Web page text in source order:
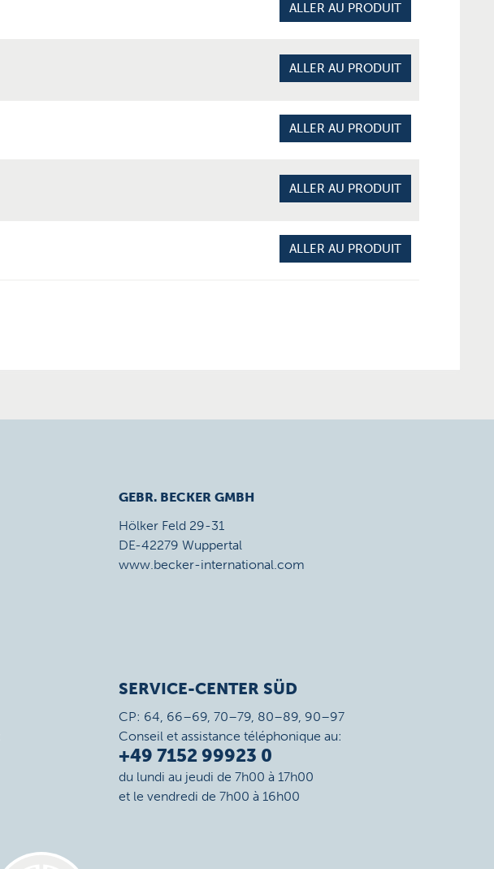
ALLER AU PRODUIT
ALLER AU PRODUIT
ALLER AU PRODUIT
ALLER AU PRODUIT
ALLER AU PRODUIT
GEBR. BECKER GMBH
Hölker Feld 29-31
DE-42279 Wuppertal
www.becker-international.com
SERVICE-CENTER SÜD
CP: 64, 66–69, 70–79, 80–89, 90–97
Conseil et assistance téléphonique au:
+49 7152 99923 0
du lundi au jeudi de 7h00 à 17h00
et le vendredi de 7h00 à 16h00